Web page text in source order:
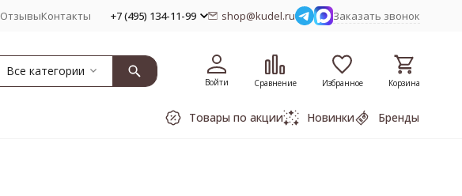
ОтзывыКонтакты +7 (495) 134-11-99 shop@kudel.ru Заказать звонок
Все категории
Войти Сравнение Избранное Корзина
Товары по акции Новинки Бренды